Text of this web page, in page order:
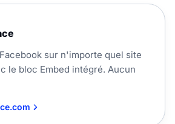
sur n'importe quel site
le bloc Embed intégré. Aucun